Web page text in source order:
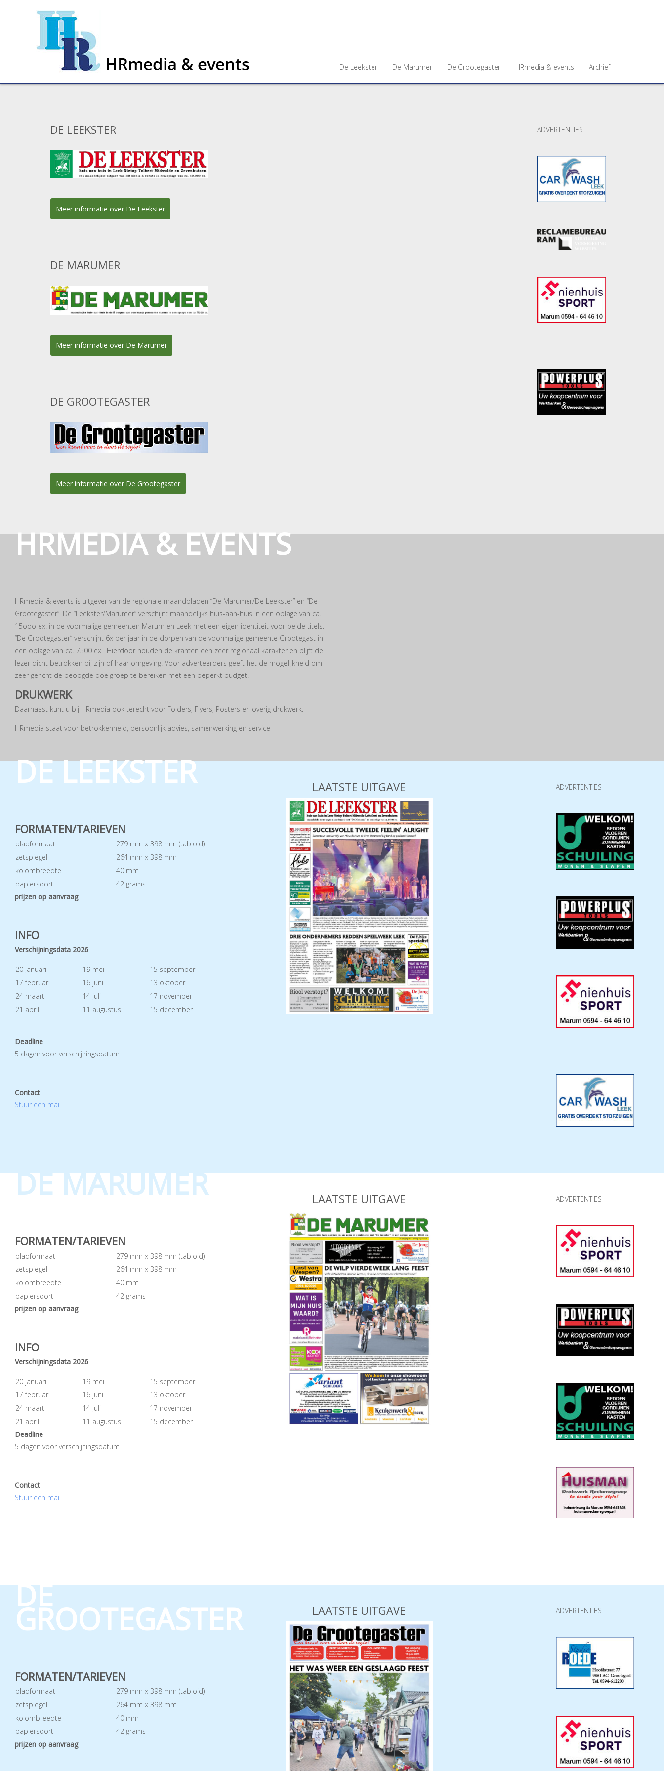
De Leekster De Marumer De Grootegaster HRmedia & events Archief
DE LEEKSTER
Meer informatie over De Leekster
DE MARUMER
Meer informatie over De Marumer
DE GROOTEGASTER
Meer informatie over De Grootegaster
ADVERTENTIES
HRMEDIA & EVENTS
HRmedia & events is uitgever van de regionale maandbladen “De Marumer/De Leekster” en “De
Grootegaster”. De “Leekster/Marumer” verschijnt maandelijks huis-aan-huis in een oplage van ca.
15ooo ex. in de voormalige gemeenten Marum en Leek met een eigen identiteit voor beide titels.
“De Grootegaster” verschijnt 6x per jaar in de dorpen van de voormalige gemeente Grootegast in
een oplage van ca. 7500 ex. Hierdoor houden de kranten een zeer regionaal karakter en blijft de
lezer dicht betrokken bij zijn of haar omgeving. Voor adverteerders geeft het de mogelijkheid om
zeer gericht de beoogde doelgroep te bereiken met een beperkt budget.
DRUKWERK
Daarnaast kunt u bij HRmedia ook terecht voor Folders, Flyers, Posters en overig drukwerk.
HRmedia staat voor betrokkenheid, persoonlijk advies, samenwerking en service
DE LEEKSTER
FORMATEN/TARIEVEN
bladformaat
279 mm x 398 mm (tabloid)
zetspiegel
264 mm x 398 mm
kolombreedte
40 mm
papiersoort
42 grams
prijzen op aanvraag
INFO
Verschijningsdata 2026
20 januari 19 mei
15 september
17 februari
16 juni
13 oktober
24 maart
14 juli
17 november
21 april
11 augustus 15 december
Deadline
5 dagen voor verschijningsdatum
Contact
Stuur een mail
LAATSTE UITGAVE ADVERTENTIES
DE MARUMER
FORMATEN/TARIEVEN
bladformaat
279 mm x 398 mm (tabloid)
zetspiegel
264 mm x 398 mm
kolombreedte
40 mm
papiersoort
42 grams
prijzen op aanvraag
INFO
Verschijningsdata 2026
20 januari 19 mei
15 september
17 februari
16 juni
13 oktober
24 maart
14 juli
17 november
21 april
11 augustus
15 december
Deadline
5 dagen voor verschijningsdatum
Contact
Stuur een mail
LAATSTE UITGAVE ADVERTENTIES
DE
GROOTEGASTER
FORMATEN/TARIEVEN
bladformaat
279 mm x 398 mm (tabloid)
zetspiegel
264 mm x 398 mm
kolombreedte
40 mm
papiersoort
42 grams
prijzen op aanvraag
LAATSTE UITGAVE ADVERTENTIES